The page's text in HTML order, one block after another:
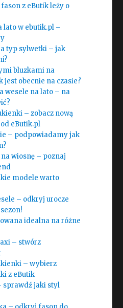
z eButik leży o
lato w ebutik.pl –
typ sylwetki – jak
bluzkami na
jest obecnie na czasie?
wesele na lato – na
– zobacz nową
eButik.pl
– podpowiadamy jak
wiosnę – poznaj
modele warto
– odkryj urocze
idealna na różne
– stwórz
– wybierz
z eButik
sprawdź jaki styl